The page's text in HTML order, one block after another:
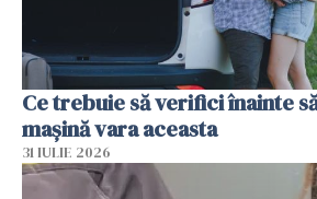
Ce trebuie să verifici înainte
mașină vara aceasta
31 IULIE 2026